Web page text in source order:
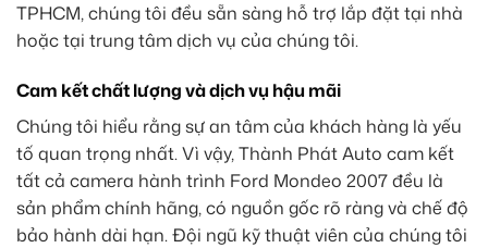
TPHCM, chúng tôi đều sẵn sàng hỗ trợ lắp đặt tại nhà
hoặc tại trung tâm dịch vụ của chúng tôi.
Cam kết chất lượng và dịch vụ hậu mãi
Chúng tôi hiểu rằng sự an tâm của khách hàng là yếu
tố quan trọng nhất. Vì vậy, Thành Phát Auto cam kết
tất cả camera hành trình Ford Mondeo 2007 đều là
sản phẩm chính hãng, có nguồn gốc rõ ràng và chế độ
bảo hành dài hạn. Đội ngũ kỹ thuật viên của chúng tôi